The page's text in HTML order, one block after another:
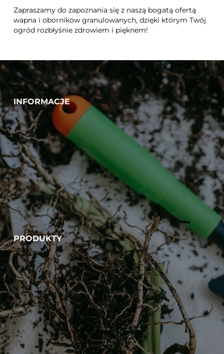
Zapraszamy do zapoznania się z naszą bogatą ofertą
wapna i oborników granulowanych, dzięki którym Twój
ogród rozbłyśnie zdrowiem i pięknem!
INFORMACJE
PRODUKTY